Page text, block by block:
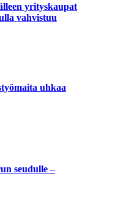
yrityskaupat
vahvistuu
uhkaa
seudulle –